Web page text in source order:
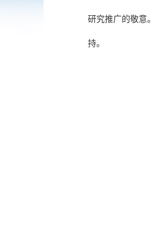
研究推广的敬意。
持。